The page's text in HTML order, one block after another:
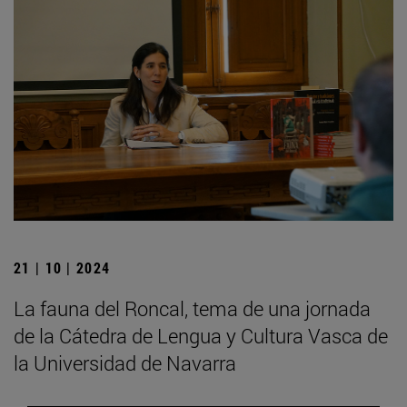
21 | 10 | 2024
La fauna del Roncal, tema de una jornada
de la Cátedra de Lengua y Cultura Vasca de
la Universidad de Navarra